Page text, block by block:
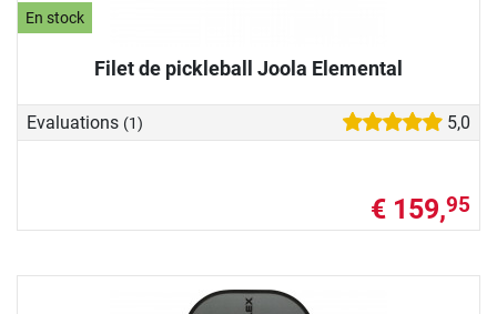
En stock
Filet de pickleball Joola Elemental
Evaluations (1) 5,0
€ 159,95